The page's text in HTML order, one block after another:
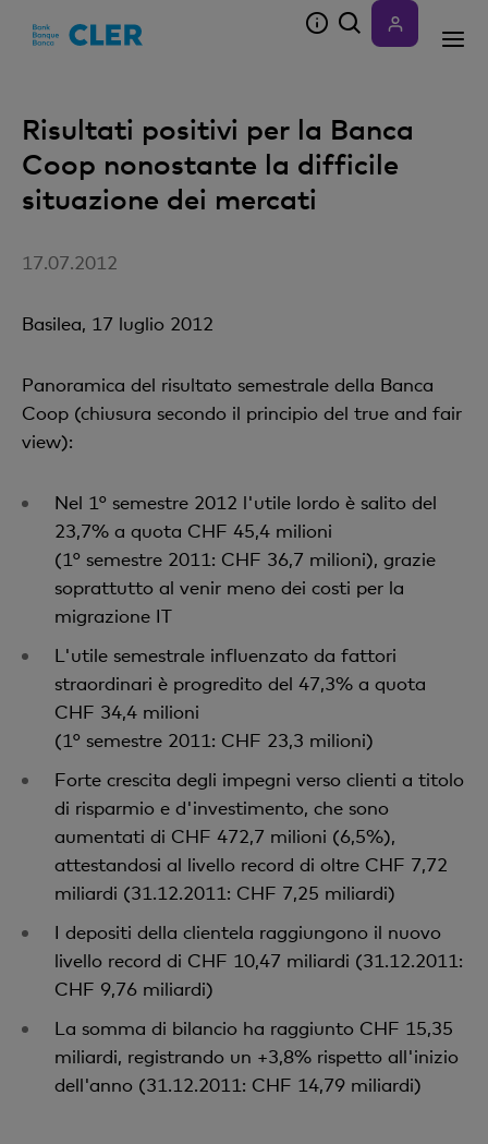
Risultati positivi per la Banca
Coop nonostante la difficile
situazione dei mercati
17.07.2012
Basilea, 17 luglio 2012
Panoramica del risultato semestrale della Banca
Coop (chiusura secondo il principio del true and fair
view):
Nel 1° semestre 2012 l'utile lordo è salito del
23,7% a quota CHF 45,4 milioni
(1° semestre 2011: CHF 36,7 milioni), grazie
soprattutto al venir meno dei costi per la
migrazione IT
L'utile semestrale influenzato da fattori
straordinari è progredito del 47,3% a quota
CHF 34,4 milioni
(1° semestre 2011: CHF 23,3 milioni)
Forte crescita degli impegni verso clienti a titolo
di risparmio e d'investimento, che sono
aumentati di CHF 472,7 milioni (6,5%),
attestandosi al livello record di oltre CHF 7,72
miliardi (31.12.2011: CHF 7,25 miliardi)
I depositi della clientela raggiungono il nuovo
livello record di CHF 10,47 miliardi (31.12.2011:
CHF 9,76 miliardi)
La somma di bilancio ha raggiunto CHF 15,35
miliardi, registrando un +3,8% rispetto all'inizio
dell'anno (31.12.2011: CHF 14,79 miliardi)